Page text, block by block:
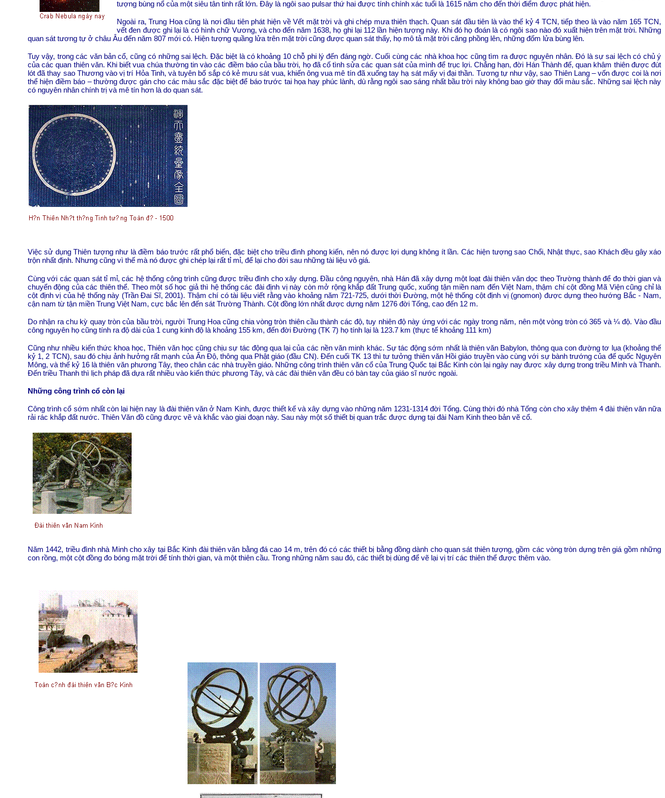
tượng bùng nổ của một siêu tân tinh rất lớn. Đây là ngôi sao pulsar thứ hai được tính chính xác tuổi là 1615 năm cho đến thời điểm được phát hiện.
Ngoài ra, Trung Hoa cũng là nơi đầu tiên phát hiện về Vết mặt trời và ghi chép mưa thiên thạch. Quan sát đầu tiên là vào thế kỷ 4 TCN, tiếp theo là vào năm 165 TCN,
vết đen được ghi lại là có hình chữ Vương, và cho đến năm 1638, họ ghi lại 112 lần hiện tượng này. Khi đó họ đoán là có ngôi sao nào đó xuất hiện trên mặt trời. Những
quan sát tương tự ở châu Âu đến năm 807 mới có. Hiện tượng quầng lửa trên mặt trời cũng được quan sát thấy, họ mô tả mặt trời căng phồng lên, những đốm lửa bùng lên.
Tuy vậy, trong các văn bản cổ, cũng có những sai lệch. Đặc biệt là có khoảng 10 chỗ phi lý đến đáng ngờ. Cuối cùng các nhà khoa học cũng tìm ra được nguyên nhân. Đó là sự sai lệch có chủ ý
của các quan thiên văn. Khi biết vua chúa thường tin vào các điềm báo của bầu trời, họ đã cố tình sửa các quan sát của mình để trục lợi. Chẳng hạn, đời Hán Thành đế, quan khâm thiên được đút
lót đã thay sao Thương vào vị trí Hỏa Tinh, và tuyên bố sắp có kẻ mưu sát vua, khiến ông vua mê tín đã xuống tay hạ sát mấy vị đại thần. Tương tự như vậy, sao Thiên Lang – vốn được coi là nơi
thể hiện điềm báo – thường được gán cho các màu sắc đặc biệt để báo trước tai họa hay phúc lành, dù rằng ngôi sao sáng nhất bầu trời này không bao giờ thay đổi màu sắc. Những sai lệch này
có nguyên nhân chính trị và mê tín hơn là do quan sát.
Việc sử dụng Thiên tượng như là điềm báo trước rất phổ biến, đặc biệt cho triều đình phong kiến, nên nó được lợi dụng không ít lần. Các hiện tượng sao Chổi, Nhật thực, sao Khách đều gây xáo
trộn nhất định. Nhưng cũng vì thế mà nó được ghi chép lại rất tỉ mỉ, để lại cho đời sau những tài liệu vô giá.
Cùng với các quan sát tỉ mỉ, các hệ thống công trình cũng được triều đình cho xây dựng. Đầu công nguyên, nhà Hán đã xây dựng một loạt đài thiên văn dọc theo Trường thành để đo thời gian và
chuyển động của các thiên thể. Theo một số học giả thì hệ thống các đài định vị này còn mở rộng khắp đất Trung quốc, xuống tận miền nam đến Việt Nam, thậm chí cột đồng Mã Viện cũng chỉ là
cột định vị của hệ thống này (Trần Đai Sĩ, 2001). Thậm chí có tài liệu viết rằng vào khoảng năm 721-725, dưới thời Đường, một hệ thống cột định vị (gnomon) được dựng theo hướng Bắc - Nam,
cận nam từ tận miền Trung Việt Nam, cực bắc lên đến sát Trường Thành. Cột đồng lớn nhất được dựng năm 1276 đời Tống, cao đến 12 m.
Do nhận ra chu kỳ quay tròn của bầu trời, người Trung Hoa cũng chia vòng tròn thiên cầu thành các độ, tuy nhiên độ này ứng với các ngày trong năm, nên một vòng tròn có 365 và ¼ độ. Vào đầu
công nguyên họ cũng tính ra độ dài của 1 cung kinh độ là khoảng 155 km, đến đời Đường (TK 7) họ tính lại là 123.7 km (thực tế khoảng 111 km)
Cũng như nhiều kiến thức khoa học, Thiên văn học cũng chịu sự tác động qua lại của các nền văn minh khác. Sự tác động sớm nhất là thiên văn Babylon, thông qua con đường tơ lụa (khoảng thế
kỷ 1, 2 TCN), sau đó chịu ảnh hưởng rất mạnh của Ấn Độ, thông qua Phật giáo (đầu CN). Đến cuối TK 13 thì tư tưởng thiên văn Hồi giáo truyền vào cùng với sự bành trướng của đế quốc Nguyên
Mông, và thế kỷ 16 là thiên văn phương Tây, theo chân các nhà truyền giáo. Những công trình thiên văn cổ của Trung Quốc tại Bắc Kinh còn lại ngày nay được xây dựng trong triều Minh và Thanh.
Đến triều Thanh thì lịch pháp đã dựa rất nhiều vào kiến thức phương Tây, và các đài thiên văn đều có bàn tay của giáo sĩ nước ngoài.
Những công trình cổ còn lại
Công trình cổ sớm nhất còn lại hiện nay là đài thiên văn ở Nam Kinh, được thiết kế và xây dựng vào những năm 1231-1314 đời Tống. Cùng thời đó nhà Tống còn cho xây thêm 4 đài thiên văn nữa
rải rác khắp đất nước. Thiên Văn đồ cũng được vẽ và khắc vào giai đoạn này. Sau này một số thiết bị quan trắc được dựng tại đài Nam Kinh theo bản vẽ cổ.
Năm 1442, triều đình nhà Minh cho xây tại Bắc Kinh đài thiên văn bằng đá cao 14 m, trên đó có các thiết bị bằng đồng dành cho quan sát thiên tượng, gồm các vòng tròn dựng trên giá gồm những
con rồng, một cột đồng đo bóng mặt trời để tính thời gian, và một thiên cầu. Trong những năm sau đó, các thiết bị dùng để vẽ lại vị trí các thiên thể được thêm vào.